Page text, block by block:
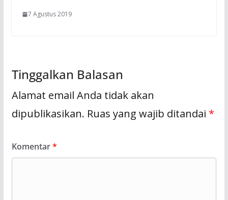
7 Agustus 2019
Tinggalkan Balasan
Alamat email Anda tidak akan
dipublikasikan. Ruas yang wajib ditandai *
Komentar*